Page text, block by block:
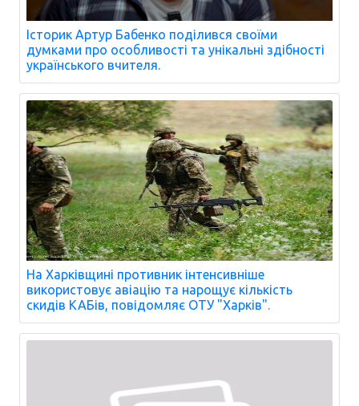
Історик Артур Бабенко поділився своїми
думками про особливості та унікальні здібності
українського вчителя.
На Харківщині противник інтенсивніше
використовує авіацію та нарощує кількість
скидів КАБів, повідомляє ОТУ "Харків".